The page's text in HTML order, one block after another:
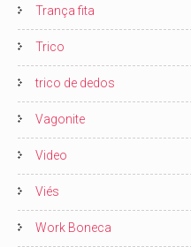
Trança fita
Trico
trico de dedos
Vagonite
Video
Viés
Work Boneca